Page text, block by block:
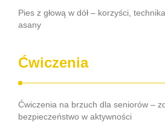
Pies z głową w dół – korzyści,
asany
Ćwiczenia
Ćwiczenia na brzuch dla seniorów –
bezpieczeństwo w aktywności